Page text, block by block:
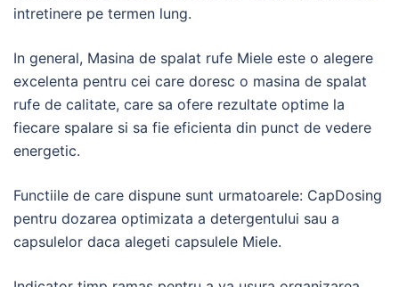
intretinere pe termen lung.
In general, Masina de spalat rufe Miele este o alegere
excelenta pentru cei care doresc o masina de spalat
rufe de calitate, care sa ofere rezultate optime la
fiecare spalare si sa fie eficienta din punct de vedere
energetic.
Functiile de care dispune sunt urmatoarele: CapDosing
pentru dozarea optimizata a detergentului sau a
capsulelor daca alegeti capsulele Miele.